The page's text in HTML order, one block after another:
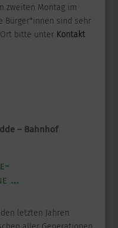
zweiten Montag im
Bürger*innen sind sehr
bitte unter Kontakt
– Bahnhof
…
letzten Jahren